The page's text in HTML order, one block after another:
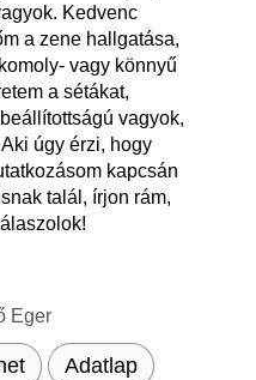
Kedvenc
a zene hallgatása,
vagy könnyű
a sétákat,
vagyok,
úgy érzi, hogy
kapcsán
talál, írjon rám,
Eger
Adatlap